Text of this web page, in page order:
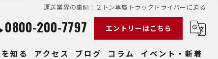
運送業界の裏側！２トン専属トラックドライバーに迫る
0800-200-7797 エントリーはこちら
知る アクセス ブログ コラム イベント・新着